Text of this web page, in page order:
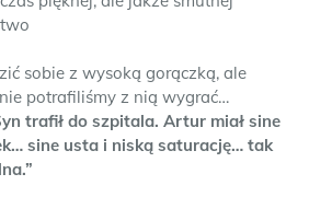
sobie z wysoką gorączką, ale
potrafiliśmy z nią wygrać…
trafił do szpitala. Artur miał sine
sine usta i niską saturację… tak